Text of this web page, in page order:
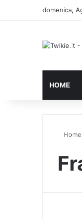
domenica,
HOME
Home